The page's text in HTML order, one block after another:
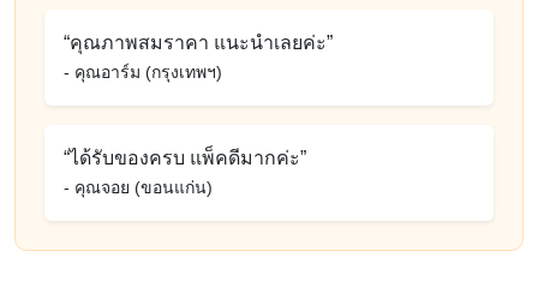
“คุณภาพสมราคา แนะนำเลยค่ะ”
- คุณอาร์ม (กรุงเทพฯ)
“ได้รับของครบ แพ็คดีมากค่ะ”
- คุณจอย (ขอนแก่น)